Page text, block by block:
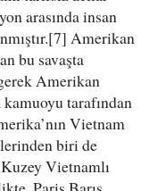
arasında insan
Amerikan
bu savaşta
Amerikan
tarafından
Vietnam
biri de
Vietnamlı